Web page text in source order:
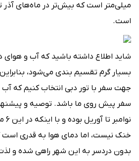
میلی‌متر است که بیش‌تر در ماه‌های آذر
است.
شاید اطلاع داشته باشید که آب و
بسیار گرم تقسیم بندی می‌شود،
جهت سفر با تور دبی انتخاب کنیم که
سفر پیش روی ما باشد. توصیه و
خنک نیست، اما دمای هوا به قدری است
بدون دردسر به این شهر راهی شده و لذت